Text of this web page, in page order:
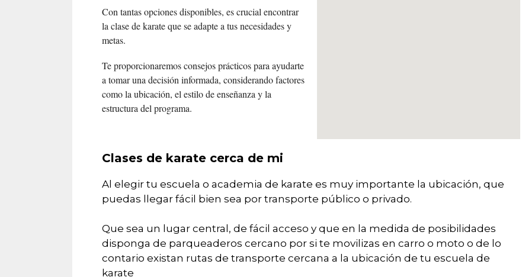
Con tantas opciones disponibles, es crucial encontrar
la clase de karate que se adapte a tus necesidades y
metas.
Te proporcionaremos consejos prácticos para ayudarte
a tomar una decisión informada, considerando factores
como la ubicación, el estilo de enseñanza y la
estructura del programa.
Clases de karate cerca de mi
Al elegir tu escuela o academia de karate es muy importante la ubicación, que
puedas llegar fácil bien sea por transporte público o privado.
Que sea un lugar central, de fácil acceso y que en la medida de posibilidades
disponga de parqueaderos cercano por si te movilizas en carro o moto o de lo
contario existan rutas de transporte cercana a la ubicación de tu escuela de
karate